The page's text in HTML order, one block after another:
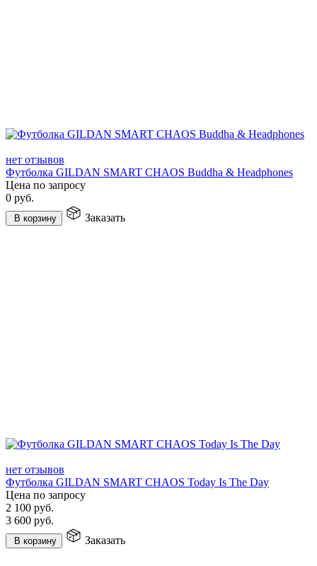
нет отзывов
Футболка GILDAN SMART CHAOS Buddha & Headphones
Цена по запросу
0 руб.
В корзину Заказать
нет отзывов
Футболка GILDAN SMART CHAOS Today Is The Day
Цена по запросу
2 100 руб.
3 600 руб.
В корзину Заказать